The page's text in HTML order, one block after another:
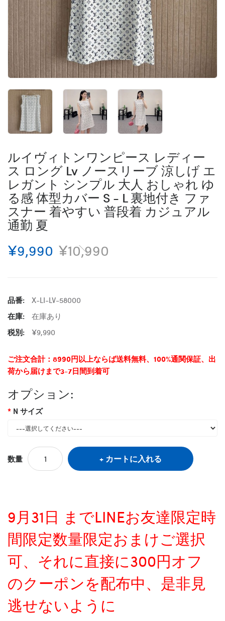
ルイヴィトンワンピース レディー
ス ロング Lv ノースリーブ 涼しげ エ
レガント シンプル 大人 おしゃれ ゆ
る感 体型カバー S - L 裏地付き ファ
スナー 着やすい 普段着 カジュアル
通勤 夏
¥9,990 ¥10,990
品番:
X-LI-LV-58000
在庫:
在庫あり
税別:
¥9,990
ご注文合計：8990円以上ならば送料無料、100%通関保証、出
荷から届けまで3-7日間到着可
オプション:
N サイズ
数量 カートに入れる
9月31日 までLINEお友達限定時
間限定数量限定おまけご選択
可、それに直接に300円オフ
のクーポンを配布中、是非見
逃せないように